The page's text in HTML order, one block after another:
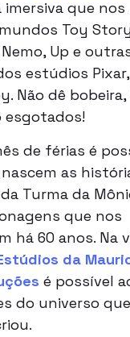
que nos
Toy
Up e
estúdios
Não dê
esgotados!
de férias é
as
Turma da
que nos
há 60 anos. Na
da
é possível
do universo